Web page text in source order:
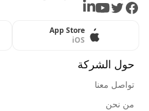
Facebook
Twitter
Youtube
LinkedIn
App Store
iOS
حول الشركة
تواصل معنا
من نحن